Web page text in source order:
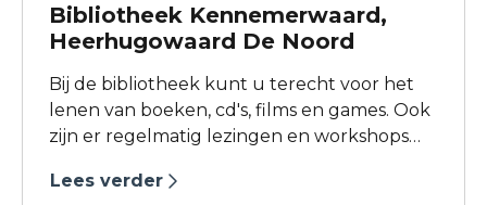
Bibliotheek Kennemerwaard,
Heerhugowaard De Noord
Bij de bibliotheek kunt u terecht voor het
lenen van boeken, cd's, films en games. Ook
zijn er regelmatig lezingen en workshops
het gebied van Mediawijsheid heeft
Lees verder